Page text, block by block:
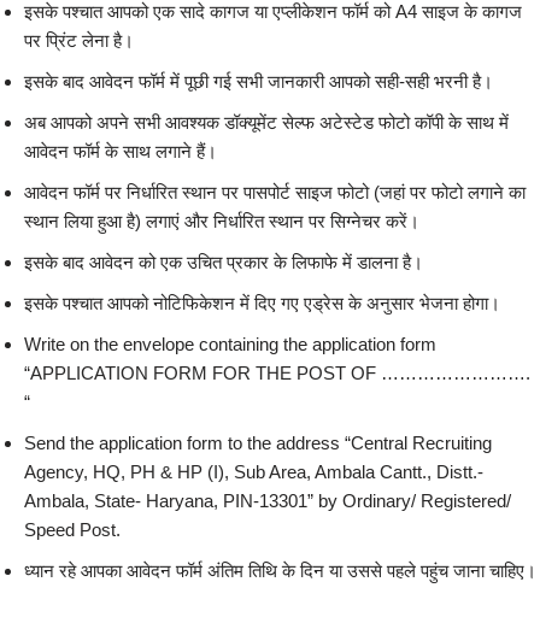
इसके पश्चात आपको एक सादे कागज या एप्लीकेशन फॉर्म को A4 साइज के कागज
पर प्रिंट लेना है।
इसके बाद आवेदन फॉर्म में पूछी गई सभी जानकारी आपको सही-सही भरनी है।
अब आपको अपने सभी आवश्यक डॉक्यूमेंट सेल्फ अटेस्टेड फोटो कॉपी के साथ में
आवेदन फॉर्म के साथ लगाने हैं।
आवेदन फॉर्म पर निर्धारित स्थान पर पासपोर्ट साइज फोटो (जहां पर फोटो लगाने का
स्थान लिया हुआ है) लगाएं और निर्धारित स्थान पर सिग्नेचर करें।
इसके बाद आवेदन को एक उचित प्रकार के लिफाफे में डालना है।
इसके पश्चात आपको नोटिफिकेशन में दिए गए एड्रेस के अनुसार भेजना होगा।
Write on the envelope containing the application form
“APPLICATION FORM FOR THE POST OF …………………….
“
Send the application form to the address “Central Recruiting
Agency, HQ, PH & HP (I), Sub Area, Ambala Cantt., Distt.-
Ambala, State- Haryana, PIN-13301” by Ordinary/ Registered/
Speed Post.
ध्यान रहे आपका आवेदन फॉर्म अंतिम तिथि के दिन या उससे पहले पहुंच जाना चाहिए।